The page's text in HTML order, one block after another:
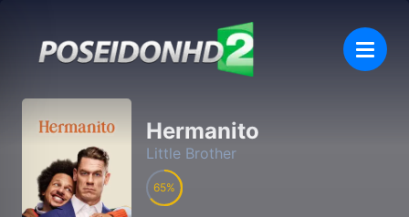
Hermanito
Little Brother
65